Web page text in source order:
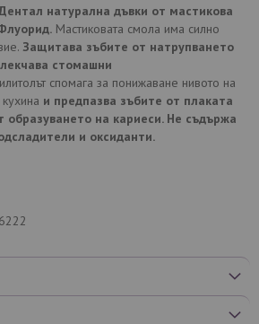
натурална дъвки от мастикова
Мастиковата смола има силно
Защитава зъбите от натрупването
стомашни
спомага за понижаване нивото на
и предпазва зъбите от плаката
образуването на кариеси. Не съдържа
и оксиданти.